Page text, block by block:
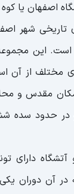
اصفهان یا
تاریخی شهر
است. این
مختلف از آن
مکان مقدس و
در حدود سده
دارای
در آن دوران